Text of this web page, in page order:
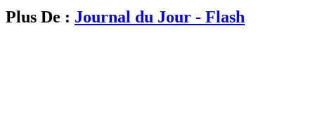
Plus De : Journal du Jour - Flash